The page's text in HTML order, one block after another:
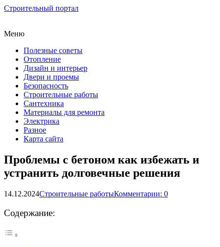
Строительный портал
Меню
Полезные советы
Отопление
Дизайн и интерьер
Двери и проемы
Безопасность
Строительные работы
Сантехника
Материалы для ремонта
Электрика
Разное
Карта сайта
Проблемы с бетоном как избежать и
устранить долговечные решения
14.12.2024Строительные работыКомментарии: 0
Содержание: